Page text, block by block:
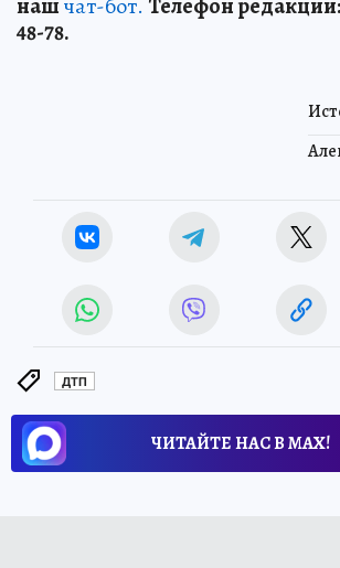
нашчат-бот. Телефон редакции:
48-78.
ДТП
ЧИТАЙТЕ НАС В МАХ!